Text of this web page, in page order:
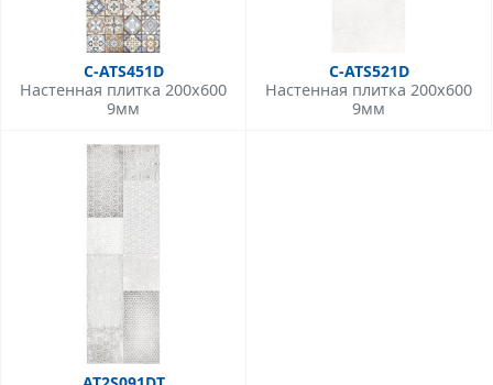
C-ATS451D
Настенная плитка 200x600
9мм
C-ATS521D
Настенная плитка 200x600
9мм